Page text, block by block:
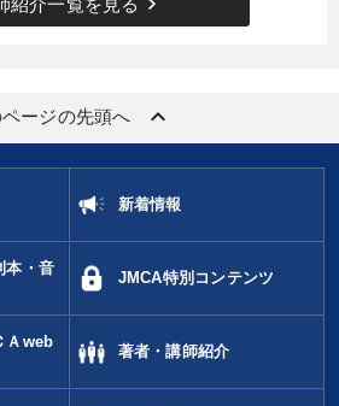
ージの先頭へ keyboard_arrow_up
新着情報
本・音
JMCA特別コンテンツ
Ａweb
著者・講師紹介